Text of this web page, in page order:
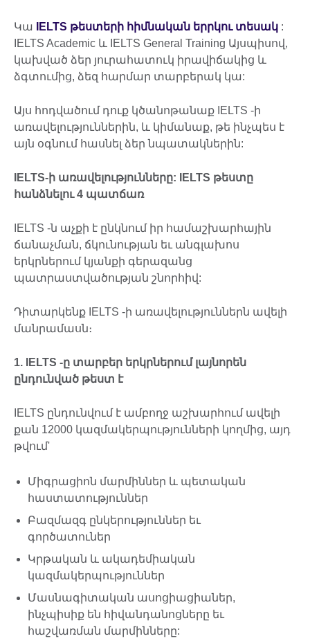
Կա IELTS թեստերի հիմնական երրկու տեսակ :
IELTS Academic և IELTS General Training Այսպիսով,
կախված ձեր յուրահատուկ իրավիճակից և
ձգտումից, ձեզ հարմար տարբերակ կա:
Այս հոդվածում դուք կծանոթանաք IELTS -ի
առավելություններին, և կիմանաք, թե ինչպես է
այն օգնում հասնել ձեր նպատակներին:
IELTS-ի առավելությունները: IELTS թեստը
հանձնելու 4 պատճառ
IELTS -ն աչքի է ընկնում իր համաշխարհային
ճանաչման, ճկունության եւ անգլախոս
երկրներում կյանքի գերազանց
պատրաստվածության շնորհիվ:
Դիտարկենք IELTS -ի առավելություններն ավելի
մանրամասն։
1. IELTS -ը տարբեր երկրներում լայնորեն
ընդունված թեստ է
IELTS ընդունվում է ամբողջ աշխարհում ավելի
քան 12000 կազմակերպությունների կողմից, այդ
թվում'
Միգրացիոն մարմիններ և պետական
հաստատություններ
Բազմազգ ընկերություններ եւ
գործատուներ
Կրթական և ակադեմիական
կազմակերպություններ
Մասնագիտական ասոցիացիաներ,
ինչպիսիք են հիվանդանոցները եւ
հաշվառման մարմինները: